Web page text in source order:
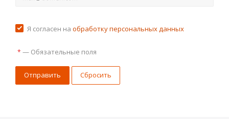
Я согласен на обработку персональных данных
* — Обязательные поля
Отправить Сбросить